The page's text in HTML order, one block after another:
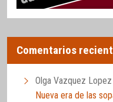
Comentarios
Olga Vazquez Lopez
Nueva era de las